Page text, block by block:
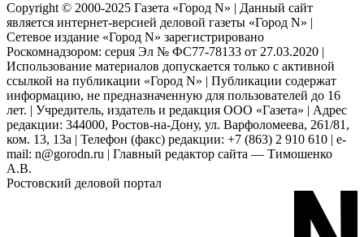
Copyright © 2000-2025 Газета «Город N» | Данный сайт
является интернет-версией деловой газеты «Город N» |
Сетевое издание «Город N» зарегистрировано
Роскомнадзором: серuя Эл № ФС77-78133 от 27.03.2020 |
Использование материалов допускается только с активной
ссылкой на публикации «Город N» | Публикации содержат
информацию, не предназначенную для пользователей до 16
лет. | Учредитель, издатель и редакция ООО «Газета» | Адрес
редакции: 344000, Ростов-на-Дону, ул. Варфоломеева, 261/81,
ком. 13, 13а | Телефон (факс) редакции: +7 (863) 2 910 610 | e-
mail: n@gorodn.ru | Главный редактор сайта — Тимошенко
А.В.
Ростовский деловой портал